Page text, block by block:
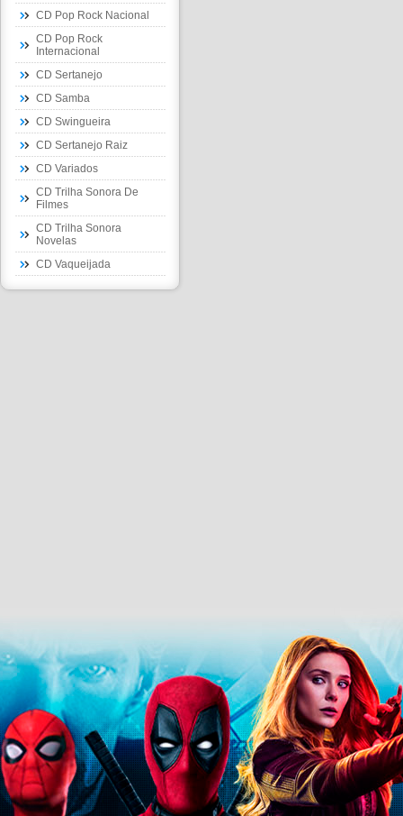
CD Pop Rock Nacional
CD Pop Rock
Internacional
CD Sertanejo
CD Samba
CD Swingueira
CD Sertanejo Raiz
CD Variados
CD Trilha Sonora De
Filmes
CD Trilha Sonora
Novelas
CD Vaqueijada